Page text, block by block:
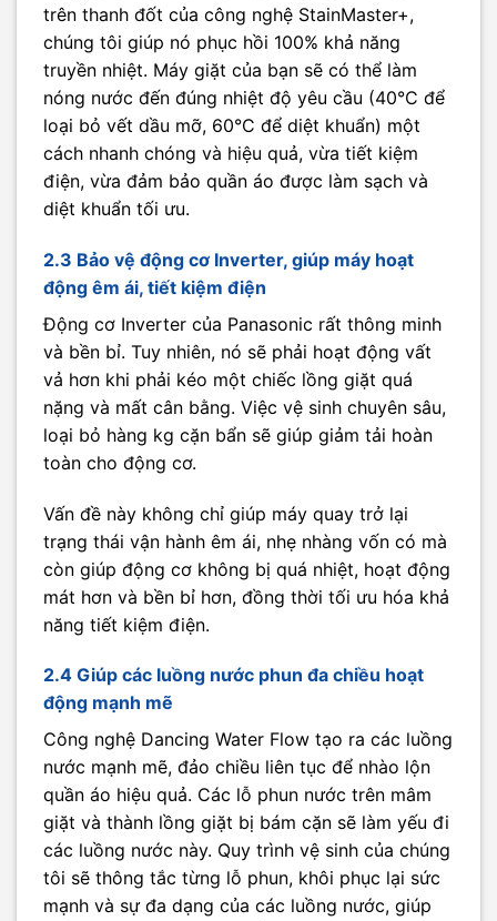
trên thanh đốt của công nghệ StainMaster+,
chúng tôi giúp nó phục hồi 100% khả năng
truyền nhiệt. Máy giặt của bạn sẽ có thể làm
nóng nước đến đúng nhiệt độ yêu cầu (40°C để
loại bỏ vết dầu mỡ, 60°C để diệt khuẩn) một
cách nhanh chóng và hiệu quả, vừa tiết kiệm
điện, vừa đảm bảo quần áo được làm sạch và
diệt khuẩn tối ưu.
2.3 Bảo vệ động cơ Inverter, giúp máy hoạt
động êm ái, tiết kiệm điện
Động cơ Inverter của Panasonic rất thông minh
và bền bỉ. Tuy nhiên, nó sẽ phải hoạt động vất
vả hơn khi phải kéo một chiếc lồng giặt quá
nặng và mất cân bằng. Việc vệ sinh chuyên sâu,
loại bỏ hàng kg cặn bẩn sẽ giúp giảm tải hoàn
toàn cho động cơ.
Vấn đề này không chỉ giúp máy quay trở lại
trạng thái vận hành êm ái, nhẹ nhàng vốn có mà
còn giúp động cơ không bị quá nhiệt, hoạt động
mát hơn và bền bỉ hơn, đồng thời tối ưu hóa khả
năng tiết kiệm điện.
2.4 Giúp các luồng nước phun đa chiều hoạt
động mạnh mẽ
Công nghệ Dancing Water Flow tạo ra các luồng
nước mạnh mẽ, đảo chiều liên tục để nhào lộn
quần áo hiệu quả. Các lỗ phun nước trên mâm
giặt và thành lồng giặt bị bám cặn sẽ làm yếu đi
các luồng nước này. Quy trình vệ sinh của chúng
tôi sẽ thông tắc từng lỗ phun, khôi phục lại sức
mạnh và sự đa dạng của các luồng nước, giúp